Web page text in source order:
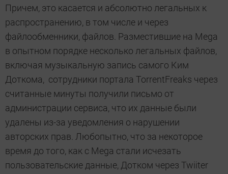
Причем, это касается и абсолютно легальных к
распространению, в том числе и через
файлообменники, файлов. Разместившие на Mega
в опытном порядке несколько легальных файлов,
включая музыкальную запись самого Ким
Доткома, сотрудники портала TorrentFreaks через
считанные минуты получили письмо от
администрации сервиса, что их данные были
удалены из-за уведомления о нарушении
авторских прав. Любопытно, что за некоторое
время до того, как с Mega стали исчезать
пользовательские данные, Дотком через Twiiter